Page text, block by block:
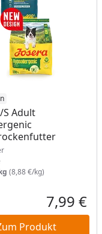
S Adult
Lager
(8,88 €/kg)
7,99 €
Produkt